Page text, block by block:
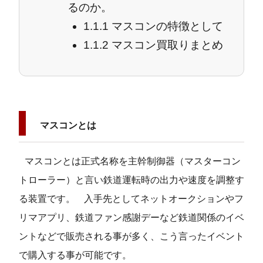
るのか。
1.1.1 マスコンの特徴として
1.1.2 マスコン買取りまとめ
マスコンとは
マスコンとは正式名称を主幹制御器（マスターコン
トローラー）と言い鉄道運転時の出力や速度を調整す
る装置です。
入手先としてネットオークションやフ
リマアプリ、鉄道ファン感謝デーなど鉄道関係のイベ
ントなどで販売される事が多く、こう言ったイベント
で購入する事が可能です。